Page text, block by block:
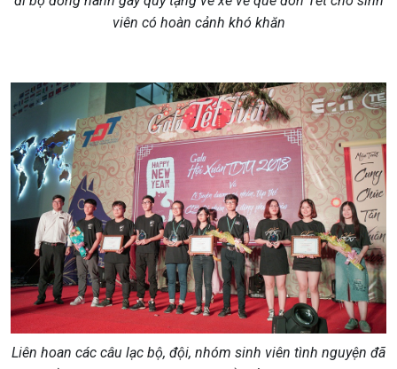
viên có hoàn cảnh khó khăn
Liên hoan các câu lạc bộ, đội, nhóm sinh viên tình nguyện đã